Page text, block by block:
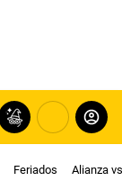
Feriados Alianza